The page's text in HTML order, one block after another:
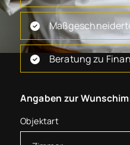
Beratung zu
Angaben zur
Objektart